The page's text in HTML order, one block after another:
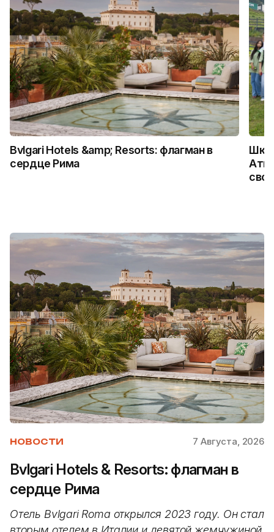
Bvlgari Hotels &amp; Resorts: флагман в
сердце Рима
НОВОСТИ 7 Августа, 2026
Bvlgari Hotels & Resorts: флагман в
сердце Рима
Отель Bvlgari Roma открылся 2023 году. Он стал